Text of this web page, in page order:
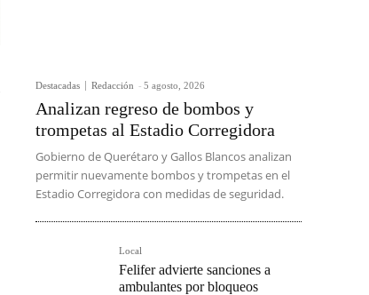
Destacadas Redacción - 5 agosto, 2026
Analizan regreso de bombos y
trompetas al Estadio Corregidora
Gobierno de Querétaro y Gallos Blancos analizan
permitir nuevamente bombos y trompetas en el
Estadio Corregidora con medidas de seguridad.
Local
Felifer advierte sanciones a
ambulantes por bloqueos